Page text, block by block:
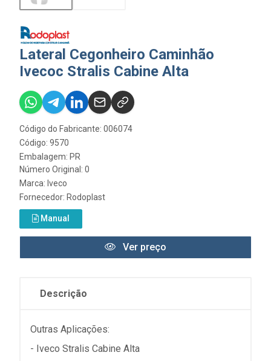
Lateral Cegonheiro Caminhão
Ivecoc Stralis Cabine Alta
Código do Fabricante: 006074
Código: 9570
Embalagem: PR
Número Original: 0
Marca: Iveco
Fornecedor: Rodoplast
Manual
Ver preço
Descrição
Outras Aplicações:
- Iveco Stralis Cabine Alta